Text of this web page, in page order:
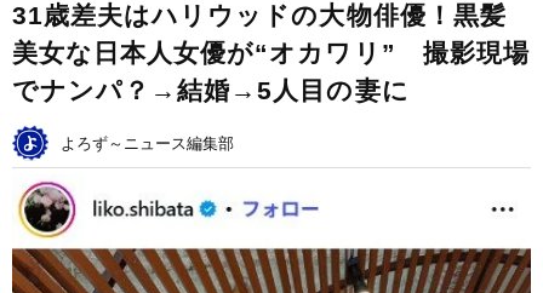
31歳差夫はハリウッドの大物俳優！黒髪
美女な日本人女優が“オカワリ” 撮影現場
でナンパ？→結婚→5人目の妻に
よろず～ニュース編集部